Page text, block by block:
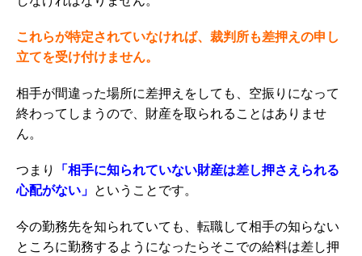
これらが特定されていなければ、裁判所も差押えの申し
立てを受け付けません。
相手が間違った場所に差押えをしても、空振りになって
終わってしまうので、財産を取られることはありませ
ん。
つまり
「相手に知られていない財産は差し押さえられる
心配がない」 ということです。
今の勤務先を知られていても、転職して相手の知らない
ところに勤務するようになったらそこでの給料は差し押